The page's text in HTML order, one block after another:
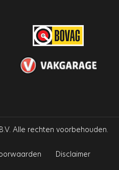
Alle rechten voorbehouden.
Disclaimer